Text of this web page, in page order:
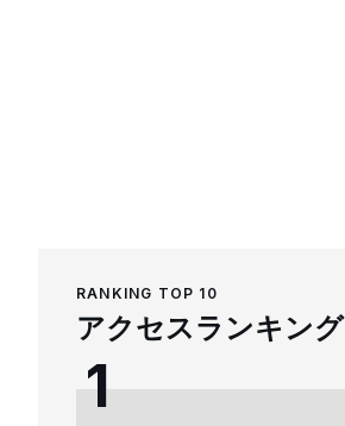
RANKING TOP 10
アクセスランキング